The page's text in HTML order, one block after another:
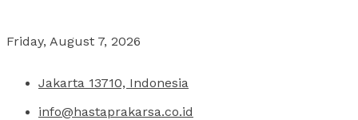
Friday, August 7, 2026
Jakarta 13710, Indonesia
info@hastaprakarsa.co.id